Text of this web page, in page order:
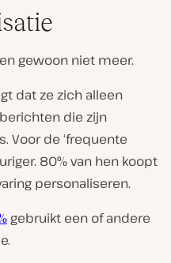
gewoon niet meer.
dat ze zich alleen
die zijn
Voor de ‘frequente
80% van hen koopt
personaliseren.
gebruikt een of andere